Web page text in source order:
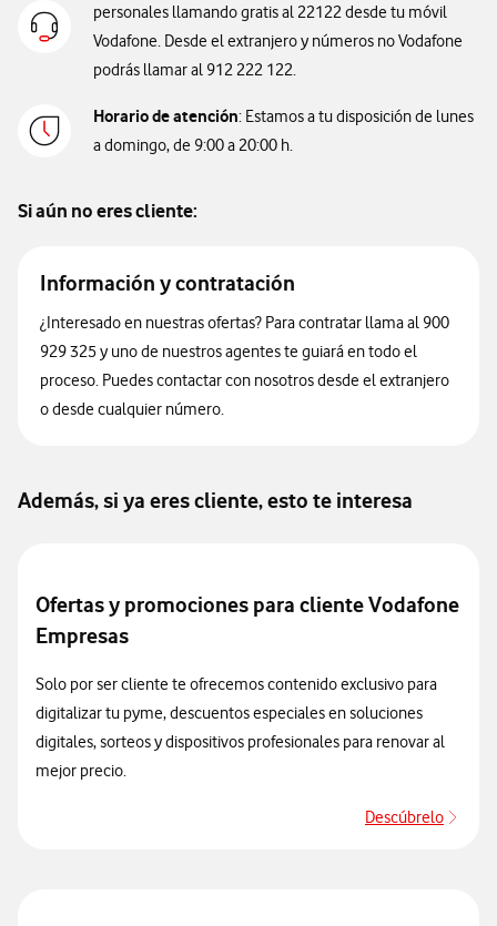
personales llamando gratis al 22122 desde tu móvil
Vodafone. Desde el extranjero y números no Vodafone
podrás llamar al 912 222 122.
Horario de atención: Estamos a tu disposición de lunes
a domingo, de 9:00 a 20:00 h.
Si aún no eres cliente:
Información y contratación
¿Interesado en nuestras ofertas? Para contratar llama al 900
929 325 y uno de nuestros agentes te guiará en todo el
proceso. Puedes contactar con nosotros desde el extranjero
o desde cualquier número.
Además, si ya eres cliente, esto te interesa
Ofertas y promociones para cliente Vodafone
Empresas
Solo por ser cliente te ofrecemos contenido exclusivo para
digitalizar tu pyme, descuentos especiales en soluciones
digitales, sorteos y dispositivos profesionales para renovar al
mejor precio.
Descúbrelo